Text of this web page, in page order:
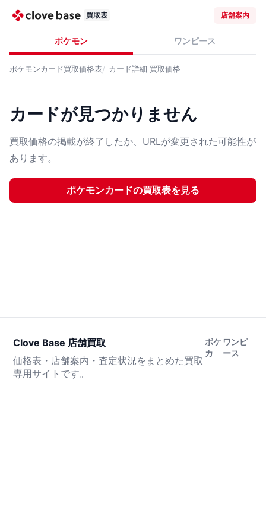
買取表 店舗案内
ポケモン ワンピース
ポケモンカード買取価格表 カード詳細 買取価格
カードが見つかりません
買取価格の掲載が終了したか、URLが変更された可能性が
あります。
ポケモンカードの買取表を見る
Clove Base 店舗買取
価格表・店舗案内・査定状況をまとめた買取
専用サイトです。
ポケ
カ
ワンピ
ース